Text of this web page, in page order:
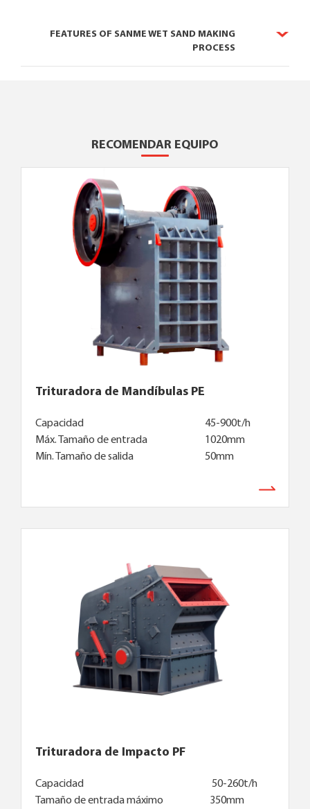
FEATURES OF SANME WET SAND MAKING
PROCESS
RECOMENDAR EQUIPO
Trituradora de Mandíbulas PE
Capacidad
45-900t/h
Máx. Tamaño de entrada
1020mm
Mín. Tamaño de salida
50mm
Trituradora de Impacto PF
Capacidad
50-260t/h
Tamaño de entrada máximo
350mm